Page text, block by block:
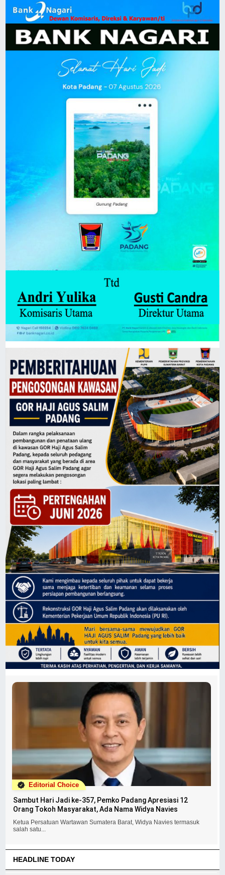
Editorial Choice
Sambut Hari Jadi ke-357, Pemko Padang Apresiasi 12
Orang Tokoh Masyarakat, Ada Nama Widya Navies
Ketua Persatuan Wartawan Sumatera Barat, Widya Navies termasuk
salah satu...
HEADLINE TODAY